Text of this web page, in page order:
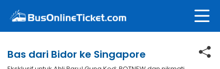
Bas dari Bidor ke Singapore